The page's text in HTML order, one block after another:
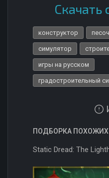
Скачать
конструктор
симулятор
игры на русском
градостроительный
ПОДБОРКА ПОХОЖИХ
Static Dread: The